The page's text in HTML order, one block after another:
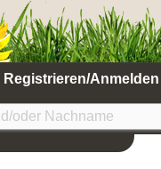
Registrieren/Anmelden